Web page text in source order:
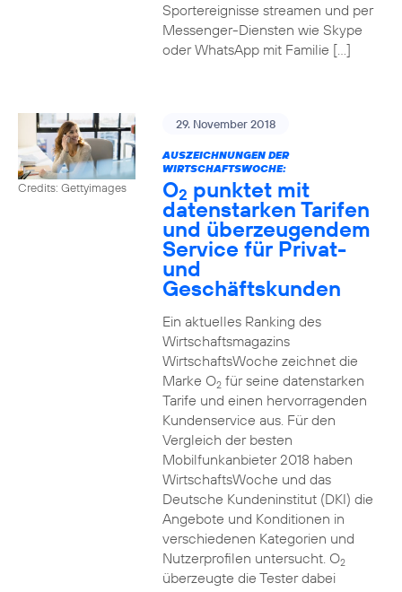
Sportereignisse streamen und per
Messenger-Diensten wie Skype
oder WhatsApp mit Familie […]
Credits: Gettyimages
29. November 2018
AUSZEICHNUNGEN DER
WIRTSCHAFTSWOCHE:
O2 punktet mit
datenstarken Tarifen
und überzeugendem
Service für Privat-
und
Geschäftskunden
Ein aktuelles Ranking des
Wirtschaftsmagazins
WirtschaftsWoche zeichnet die
Marke O2für seine datenstarken
Tarife und einen hervorragenden
Kundenservice aus. Für den
Vergleich der besten
Mobilfunkanbieter 2018 haben
WirtschaftsWoche und das
Deutsche Kundeninstitut (DKI) die
Angebote und Konditionen in
verschiedenen Kategorien und
Nutzerprofilen untersucht. O2
überzeugte die Tester dabei